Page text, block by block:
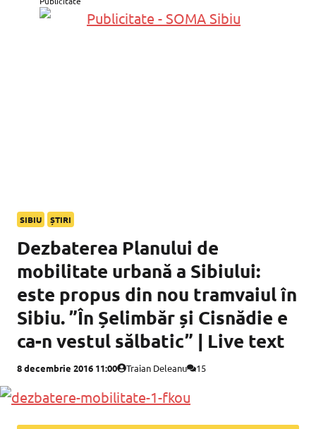
SIBIU ȘTIRI
Dezbaterea Planului de
mobilitate urbană a Sibiului:
este propus din nou tramvaiul în
Sibiu. ”În Șelimbăr și Cisnădie e
ca-n vestul sălbatic” | Live text
8 decembrie 2016 11:00 Traian Deleanu 15